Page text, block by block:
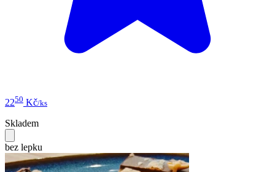
2250 Kč/ks
Skladem
bez lepku